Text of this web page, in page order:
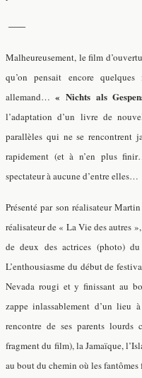
—–
Malheureusement, le film
qu’on pensait encore
allemand…« Nichts als
l’adaptation d’un livre de
parallèles qui ne se rencontrent
rapidement (et à n’en plus
spectateur à aucune d’entre elles…
Présenté par son réalisateur
réalisateur de « La Vie des autres
de deux des actrices (photo)
L’enthousiasme du début de
Nevada rougi et y finissant au
zappe inlassablement d’un
rencontre de ses parents
fragment du film), la Jamaïque,
au bout du chemin où les